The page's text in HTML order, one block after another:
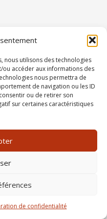
nous utilisons des technologies
accéder aux informations des
nous permettra de
de navigation ou les ID
ou de retirer son
sur certaines caractéristiques
de confidentialité